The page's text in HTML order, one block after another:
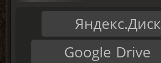
Яндекс.Диск
Google Drive